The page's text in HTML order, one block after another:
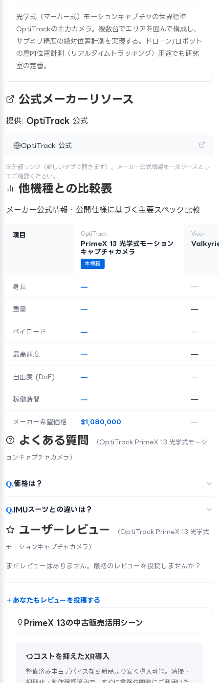
光学式（マーカー式）モーションキャプチャの世界標準
OptiTrackの主力カメラ。複数台でエリアを囲んで構成し、
サブミリ精度の絶対位置計測を実現する。ドローン/ロボット
の屋内位置計測（リアルタイムトラッキング）用途でも研究
室の定番。
公式メーカーリソース
提供: OptiTrack 公式
OptiTrack 公式
※外部リンク（新しいタブで開きます）。メーカー公式情報を一次ソースとし
てご確認ください。
他機種との比較表
メーカー公式情報・公開仕様に基づく主要スペック比較
項目 OptiTrack
PrimeX 13 光学式モーション
キャプチャカメラ
本機種
Vicon
身長 — —
重量 — —
ペイロード — —
最高速度 — —
自由度 (DoF) — —
稼働時間 — —
メーカー希望価格 $1,080,000 —
よくある質問 （OptiTrack PrimeX 13 光学式モーシ
ョンキャプチャカメラ）
Q.価格は？
Q.IMUスーツとの違いは？
ユーザーレビュー （OptiTrack PrimeX 13 光学式
モーションキャプチャカメラ）
まだレビューはありません。最初のレビューを投稿しませんか？
あなたもレビューを投稿する
PrimeX 13の中古販売活用シーン
コストを抑えたXR導入
整備済み中古デバイスなら新品より安く導入可能。清掃・